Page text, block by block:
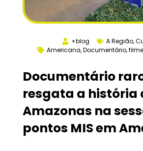
+blog A Região,
Americana,Documentário,filme
Documentário
resgata a história
Amazonas na
pontos MIS em